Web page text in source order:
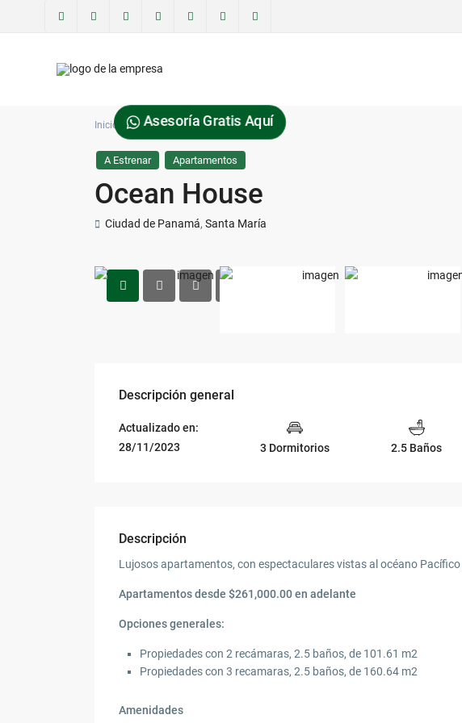
Asesoría Gratis Aquí
Inicio Apartamentos Ocean House
A Estrenar Apartamentos
Ocean House
Ciudad de Panamá, Santa María
Descripción general
Actualizado en:
28/11/2023
3 Dormitorios 2.5 Baños
Descripción
Lujosos apartamentos, con espectaculares vistas al océano
Apartamentos desde $261,000.00 en adelante
Opciones generales:
Propiedades con 2 recámaras, 2.5 baños, de 101.61 m2
Propiedades con 3 recamaras, 2.5 baños, de 160.64 m2
Amenidades